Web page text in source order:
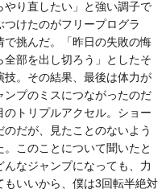
り直したい」と強い調子で
けたのがフリープログラ
で挑んだ。「昨日の失敗の悔
全部を出し切ろう」としたそ
技。その結果、最後は体力が
プのミスにつながったのだ
トリプルアクセル。ショー
だが、見たことのないよう
このことについて聞いたと
なジャンプになっても、力
いいから、僕は3回転半絶対